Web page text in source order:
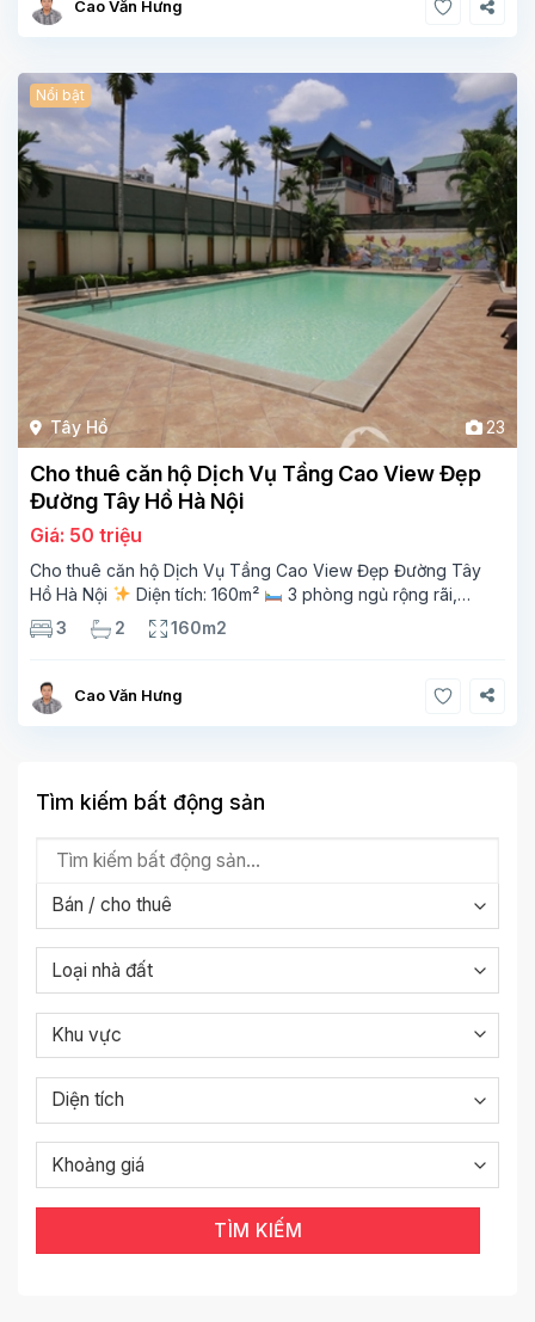
Cao Văn Hưng
Tây Hồ 23
Nổi bật
Cho thuê căn hộ Dịch Vụ Tầng Cao View Đẹp
Đường Tây Hồ Hà Nội
Giá: 50 triệu
Cho thuê căn hộ Dịch Vụ Tầng Cao View Đẹp Đường Tây
Hồ Hà Nội
Diện tích: 160m²
3 phòng ngủ rộng rãi,
thoáng sáng
2 phòng tắm tiện nghi
khách hiện đại, ban công thoáng mát
3 2 160m2
Cao Văn Hưng
Tìm kiếm bất động sản
TÌM KIẾM